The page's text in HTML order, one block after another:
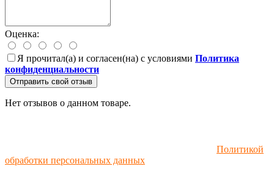
Оценка:
Я прочитал(а) и согласен(на) с условиями Политика
конфиденциальности
Отправить свой отзыв
Нет отзывов о данном товаре.
Политикой
обработки персональных данных